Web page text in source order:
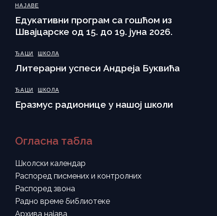
НАЈАВЕ
Eдукативни програм са гошћом из
Швајцарске од 15. до 19. јуна 2026.
ЂАЦИ ШКОЛА
Литерарни успеси Андреја Буквића
ЂАЦИ ШКОЛА
Еразмус радионице у нашој школи
Огласна табла
Школски календар
Распоред писмених и контролних
Распоред звона
Радно време библиотеке
Архива најава